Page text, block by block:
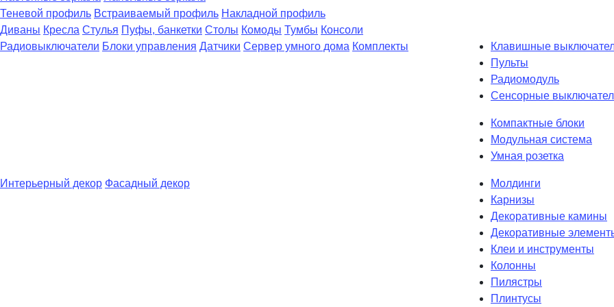
Теневой профиль Встраиваемый профиль Накладной профиль
Диваны Кресла Стулья Пуфы, банкетки Столы Комоды Тумбы Консоли
Радиовыключатели Блоки управления Датчики Сервер умного дома Комплекты
Клавишные
Пульты
Радиомодуль
Сенсорные
Компактные блоки
Модульная система
Умная розетка
Интерьерный декор Фасадный декор
Молдинги
Карнизы
Декоративные камины
Декоративные
Клеи и инструменты
Колонны
Пилястры
Плинтусы